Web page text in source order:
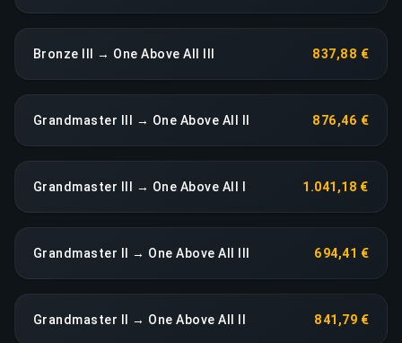
Bronze III → One Above All III 837,88 €
Grandmaster III → One Above All II 876,46 €
Grandmaster III → One Above All I 1.041,18 €
Grandmaster II → One Above All III 694,41 €
Grandmaster II → One Above All II 841,79 €